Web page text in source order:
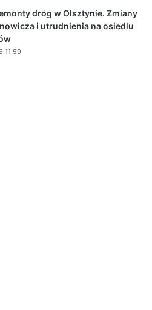
dróg w Olsztynie. Zmiany
i utrudnienia na osiedlu
11:59